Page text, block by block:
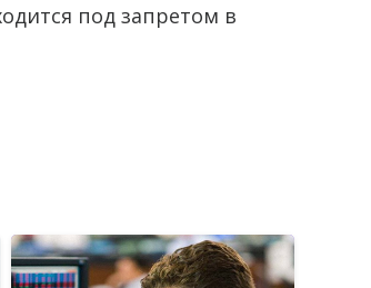
под запретом в